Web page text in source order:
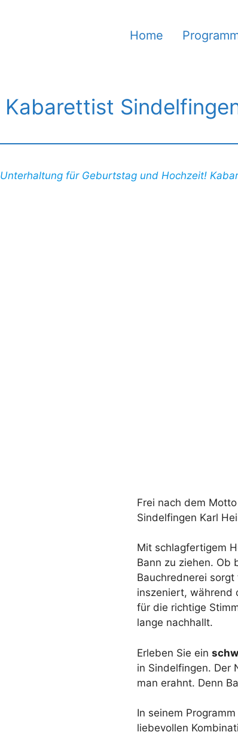
Home
Kabarettist
Unterhaltung für Geburtstag und Hochzeit!
Frei nach dem
Sindelfingen Karl
Mit schlagfertigem
Bann zu ziehen. Ob
Bauchrednerei
inszeniert, während
für die richtige
lange nachhallt.
Erleben Sie ein
in Sindelfingen. Der
man erahnt. Denn
In seinem
liebevollen